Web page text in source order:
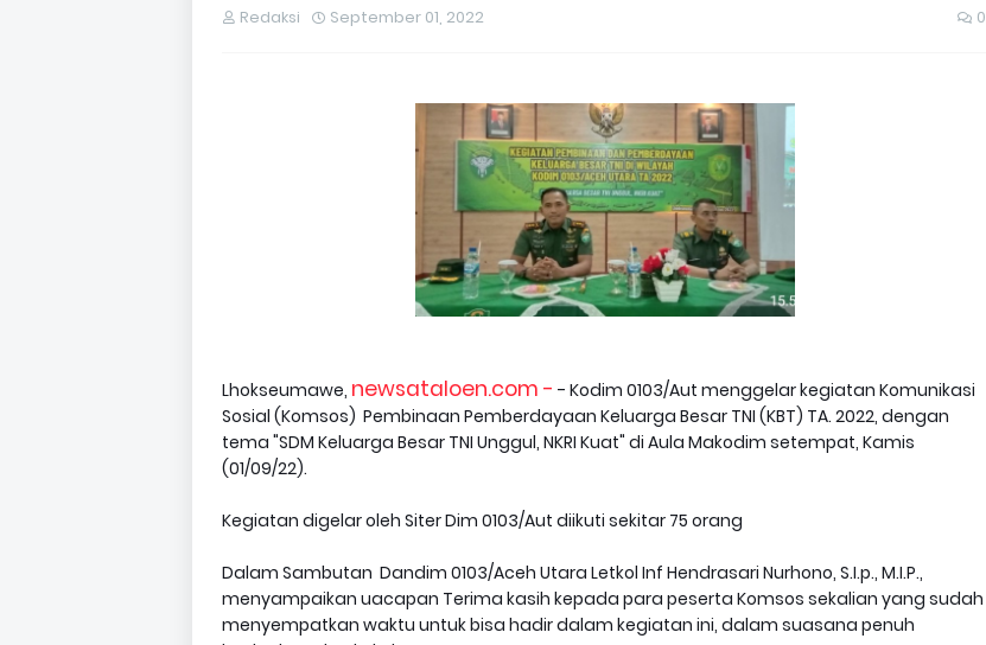
Redaksi September 01, 2022 0
Lhokseumawe, newsataloen.com - - Kodim 0103/Aut menggelar kegiatan Komunikasi
Sosial (Komsos) Pembinaan Pemberdayaan Keluarga Besar TNI (KBT) TA. 2022, dengan
tema "SDM Keluarga Besar TNI Unggul, NKRI Kuat" di Aula Makodim setempat, Kamis
(01/09/22).
Kegiatan digelar oleh Siter Dim 0103/Aut diikuti sekitar 75 orang
Dalam Sambutan Dandim 0103/Aceh Utara Letkol Inf Hendrasari Nurhono, S.I.p., M.I.P.,
menyampaikan uacapan Terima kasih kepada para peserta Komsos sekalian yang sudah
menyempatkan waktu untuk bisa hadir dalam kegiatan ini, dalam suasana penuh